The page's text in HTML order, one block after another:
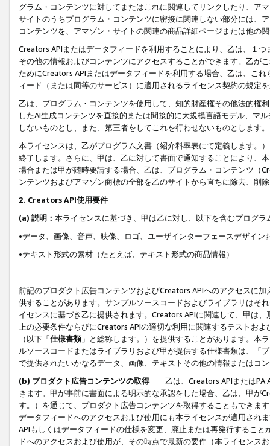
グラム・コンテンツに対してまたはこれに関連してリンクしたり、ア
サイトのうちプログラム・コンテンツに密接に関連しない部分には、
コンテンツを、アマゾン・サイトの関連の商品詳細ページまたは他の
Creators APIまたはデータフィードを利用することにより、乙は、１
その他の情報およびコンテンツにアクセスすることができます。乙が
ためにCreators APIまたはデータフィードを利用する場合、乙は、こ
ィード（または同等のサービス）に適用されるライセンス契約の規定
乙は、プログラム・コンテンツを使用して、知的財産権その他法的権
したAI生成コンテンツを直接的または間接的に大規模言語モデル、マ
しないものとし、また、第三者をしてこれを行わせないものとします。
本ライセンスは、乙がプログラム文書（紹介料率表にて定義します。
終了します。さらに、甲は、乙に対して書面で通知することにより、
場合または甲が随時要請する場合、乙は、プログラム・コンテンツ（
ンテンツおよびアマゾン商標の全部を乙のサイトから直ちに除去、削
2. Creators API使用要件
(a) 説明： 本ライセンスに基づき、甲は乙に対し、以下を含むプログ
•データ、画像、音声、映像、ロゴ、ユーザインターフェースデザイ
•テキスト形式の素材（たとえば、テキスト形式の商品情報）
前記のプロダクト広告コンテンツおよびCreators APIへのアクセスに
供することがあります。サンプルソースコードおよびライブラリはそ
イセンスに基づき乙に提供されます。Creators APIに関連して、甲は
上の必要条件ならびにCreators APIの適切な利用に関連するテストお
（以下「仕様書類」と総称します。）を提供することがあります。本
ルソースコードまたはライブラリおよび甲が提供する仕様書類は、「
で提供されたいかなるデータ、画像、テキストその他の情報またはコ
(b) プロダクト広告コンテンツの取得
乙は、Creators APIまたはPA
きます。甲が事前に書面による明示的な承認をした場合、乙は、甲が
す。）を通じて、プロダクト広告コンテンツを取得することもできま
データフィードへのアクセスおよび使用にも本ライセンスが適用され
APIもしくはデータフィードの仕様を変更、廃止または再発行するこ
ドへのアクセスおよび使用が、その時点で最新の要件（本ライセン